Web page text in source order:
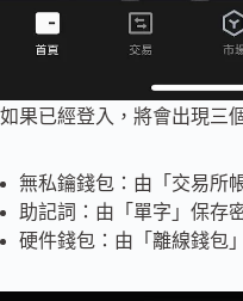
如果已經登入，將會出現三
無私鑰錢包：由「交易所
助記詞：由「單字」保存
硬件錢包：由「離線錢包